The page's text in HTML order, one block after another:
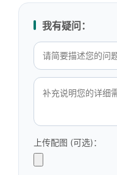
我有疑问：
上传配图 (可选)：